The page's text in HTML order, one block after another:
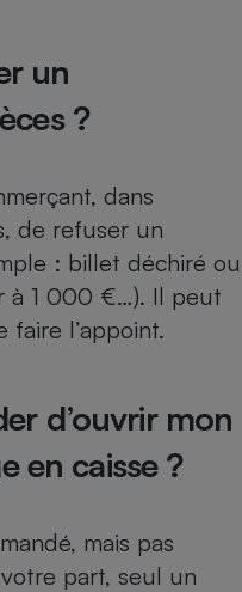
un
?
dans
de refuser un
: billet déchiré ou
à 1 000 €…). Il peut
faire l’appoint.
d’ouvrir mon
en caisse ?
mais pas
part, seul un